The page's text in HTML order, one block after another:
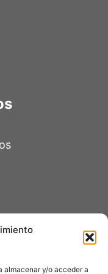
almacenar y/o acceder a